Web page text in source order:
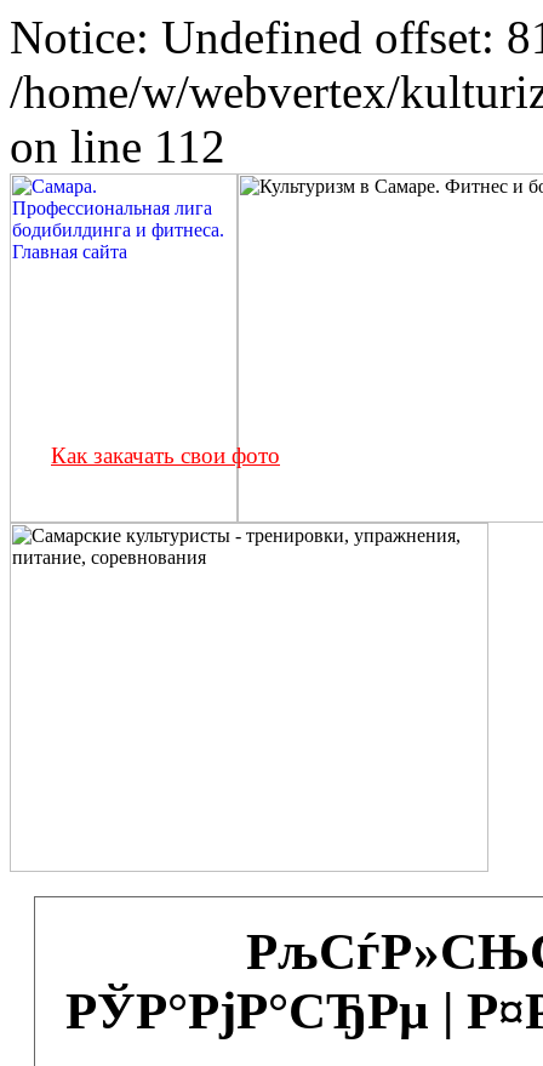
Notice: Undefined offset:
/home/w/webvertex/
on line 112
РЎР°РјР°СЂРµ |
Как закачать свои фото